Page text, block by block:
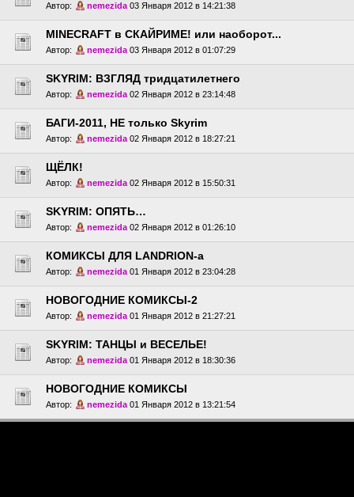
Автор: nemezida 03 Января 2012 в 14:21:38
MINECRAFT в СКАЙРИМЕ! или наоборот...
Автор: nemezida 03 Января 2012 в 01:07:29
SKYRIM: ВЗГЛЯД тридцатилетнего
Автор: nemezida 02 Января 2012 в 23:14:48
БАГИ-2011, НЕ только Skyrim
Автор: nemezida 02 Января 2012 в 18:27:21
ЩЁЛК!
Автор: nemezida 02 Января 2012 в 15:50:31
SKYRIM: ОПЯТЬ…
Автор: nemezida 02 Января 2012 в 01:26:10
КОМИКСЫ ДЛЯ LANDRION-а
Автор: nemezida 01 Января 2012 в 23:04:28
НОВОГОДНИЕ КОМИКСЫ-2
Автор: nemezida 01 Января 2012 в 21:27:21
SKYRIM: ТАНЦЫ и ВЕСЕЛЬЕ!
Автор: nemezida 01 Января 2012 в 18:30:36
НОВОГОДНИЕ КОМИКСЫ
Автор: nemezida 01 Января 2012 в 13:21:54